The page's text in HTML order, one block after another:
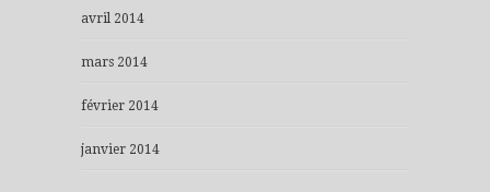
avril 2014
mars 2014
février 2014
janvier 2014